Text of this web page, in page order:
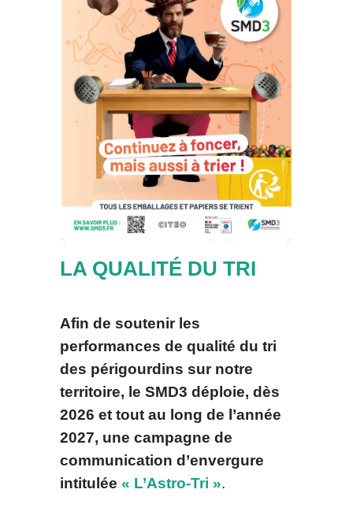
LA QUALITÉ DU TRI
Afin de soutenir les
performances de qualité du tri
des périgourdins sur notre
territoire, le SMD3 déploie, dès
2026 et tout au long de l’année
2027, une campagne de
communication d’envergure
intitulée « L’Astro-Tri ».